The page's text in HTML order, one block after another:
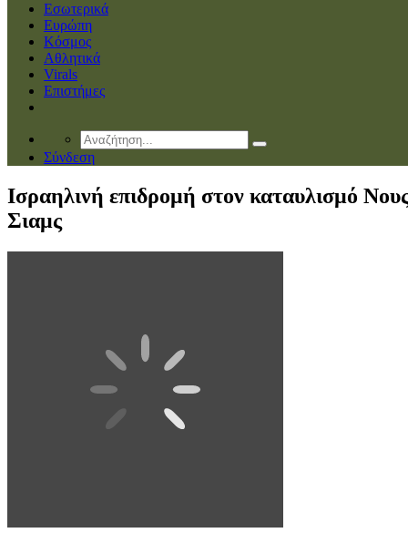
Εσωτερικά
Ευρώπη
Κόσμος
Αθλητικά
Virals
Επιστήμες
Σύνδεση
Ισραηλινή επιδρομή στον καταυλισμό
Σιαμς